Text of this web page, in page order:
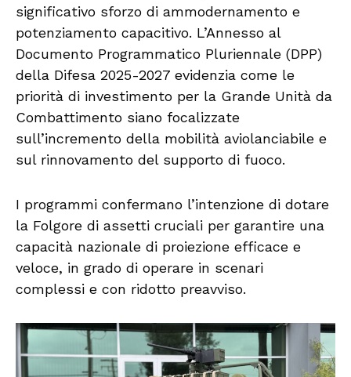
significativo sforzo di ammodernamento e
potenziamento capacitivo. L’Annesso al
Documento Programmatico Pluriennale (DPP)
della Difesa 2025-2027 evidenzia come le
priorità di investimento per la Grande Unità da
Combattimento siano focalizzate
sull’incremento della mobilità aviolanciabile e
sul rinnovamento del supporto di fuoco.
I programmi confermano l’intenzione di dotare
la Folgore di assetti cruciali per garantire una
capacità nazionale di proiezione efficace e
veloce, in grado di operare in scenari
complessi e con ridotto preavviso.